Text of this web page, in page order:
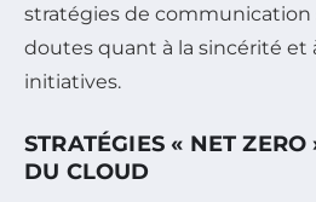
stratégies de communication
doutes quant à la sincérité et
initiatives.
STRATÉGIES « NET
DU CLOUD